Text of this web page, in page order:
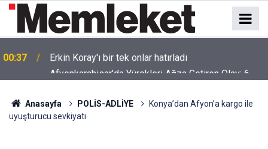
00:35
Afyonkarahisar'da Yürekleri Ağza Getiren Olay: 6.
Kattan Düşen 2 Yaşındaki Bebek Yaşam Mücadelesi
Veriyor
Anasayfa POLİS-ADLİYE
Konya’dan Afyon’a kargo ile
uyuşturucu sevkiyatı